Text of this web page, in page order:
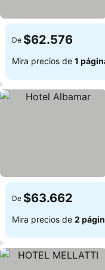
De $62.576
Mira precios de 1
De $63.662
Mira precios de 2